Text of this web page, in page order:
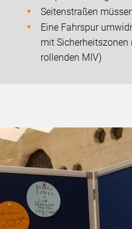
Seitenstraßen
Eine Fahrspur
mit
rollenden MIV)